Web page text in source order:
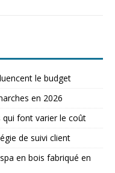
le budget
en 2026
qui font varier le coût
de suivi client
en bois fabriqué en